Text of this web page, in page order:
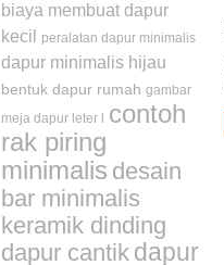
biaya membuat dapur
kecil
peralatan dapur minimalis
dapur minimalis hijau
bentuk dapur rumah gambar
meja dapur leter l
contoh
rak piring
minimalis desain
bar minimalis
keramik dinding
dapur cantik dapur